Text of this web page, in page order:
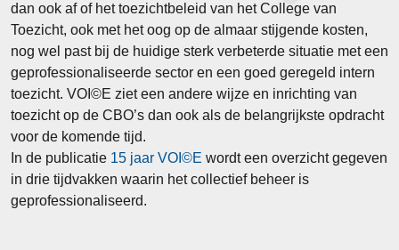
dan ook af of het toezichtbeleid van het College van
Toezicht, ook met het oog op de almaar stijgende kosten,
nog wel past bij de huidige sterk verbeterde situatie met een
geprofessionaliseerde sector en een goed geregeld intern
toezicht. VOI©E ziet een andere wijze en inrichting van
toezicht op de CBO’s dan ook als de belangrijkste opdracht
voor de komende tijd.
In de publicatie 15 jaar VOI©E wordt een overzicht gegeven
in drie tijdvakken waarin het collectief beheer is
geprofessionaliseerd.